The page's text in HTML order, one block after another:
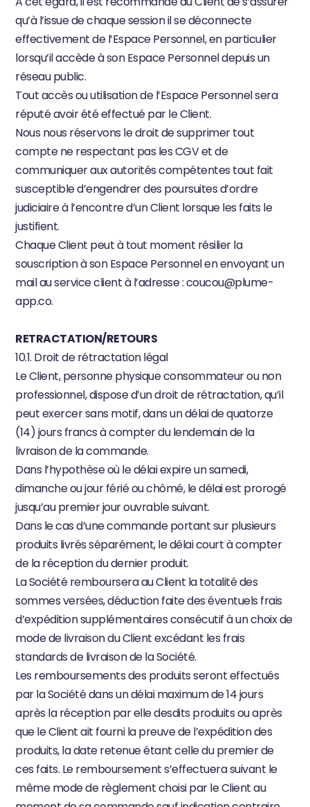
qu’à l’issue de chaque session il se déconnecte
effectivement de l’Espace Personnel, en particulier
lorsqu’il accède à son Espace Personnel depuis un
réseau public.
Tout accès ou utilisation de l’Espace Personnel sera
réputé avoir été effectué par le Client.
Nous nous réservons le droit de supprimer tout
compte ne respectant pas les CGV et de
communiquer aux autorités compétentes tout fait
susceptible d’engendrer des poursuites d’ordre
judiciaire à l’encontre d’un Client lorsque les faits le
justifient.
Chaque Client peut à tout moment résilier la
souscription à son Espace Personnel en envoyant un
mail au service client à l’adresse : coucou@plume-
app.co.
RETRACTATION/RETOURS
10.1. Droit de rétractation légal
Le Client, personne physique consommateur ou non
professionnel, dispose d’un droit de rétractation, qu’il
peut exercer sans motif, dans un délai de quatorze
(14) jours francs à compter du lendemain de la
livraison de la commande.
Dans l’hypothèse où le délai expire un samedi,
dimanche ou jour férié ou chômé, le délai est prorogé
jusqu’au premier jour ouvrable suivant.
Dans le cas d’une commande portant sur plusieurs
produits livrés séparément, le délai court à compter
de la réception du dernier produit.
La Société remboursera au Client la totalité des
sommes versées, déduction faite des éventuels frais
d’expédition supplémentaires consécutif à un choix de
mode de livraison du Client excédant les frais
standards de livraison de la Société.
Les remboursements des produits seront effectués
par la Société dans un délai maximum de 14 jours
après la réception par elle desdits produits ou après
que le Client ait fourni la preuve de l’expédition des
produits, la date retenue étant celle du premier de
ces faits. Le remboursement s’effectuera suivant le
même mode de règlement choisi par le Client au